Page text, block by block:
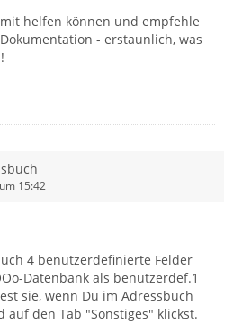
helfen können und empfehle
- erstaunlich, was
15:42
4 benutzerdefinierte Felder
Datenbank als benutzerdef.1
sie, wenn Du im Adressbuch
den Tab "Sonstiges" klickst.